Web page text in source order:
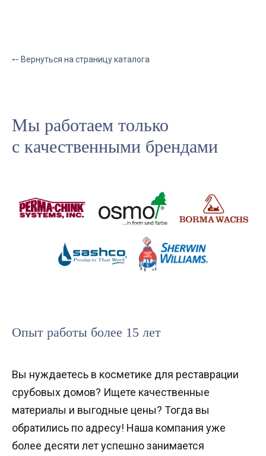
⤌ Вернуться на страницу каталога
Мы работаем только
с качественными брендами
Опыт работы более 15 лет
Вы нуждаетесь в косметике для реставрации
срубовых домов? Ищете качественные
материалы и выгодные цены? Тогда вы
обратились по адресу! Наша компания уже
более десяти лет успешно занимается